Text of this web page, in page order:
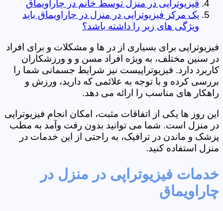
فیزیوتراپی در منزل توسط خانم در چاراویماق
یک مرکز فیزیوتراپی در منزل در چاراویماق باید
ویژگی های زیر را داشته باشد؟
فیزیوتراپی برای بسیاری از در ها و مشکلات و برای افراد
در سنین مختلف، به ویژه افراد مسن و و ورزشکاران
کاربرد دارد. فیزیوتراپیست نیز شرایط جسمانی شما را
بررسی کرده و با توجه به علائمی که دارید، ورزش و
راهکار های مناسب را ارائه می دهد.
این روز ها یکی از اتفاقات مثبت، امکان انجام فیزیوتراپی
در منزل است. شما می توانید بدون رفت وآمد به مطب
پزشک و ماندن در ترافیک، به راحتی از این خدمات در
منزل استفاده کنید.
خدمات فیزیوتراپی در منزل در
چاراویماق